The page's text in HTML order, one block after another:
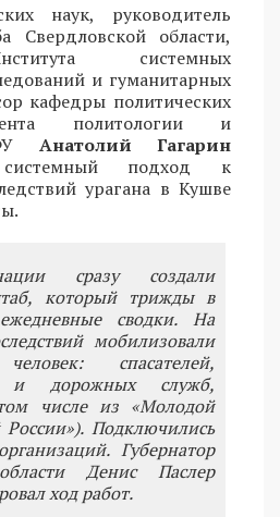
наук, руководитель
Свердловской области,
системных
и гуманитарных
кафедры политических
политологии и
Анатолий Гагарин
подход к
урагана в Кушве
сразу создали
который трижды в
сводки. На
мобилизовали
спасателей,
и дорожных служб,
числе из «Молодой
Подключились
Губернатор
Денис Паслер
ход работ.